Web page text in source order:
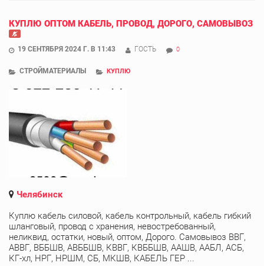
КУПЛЮ ОПТОМ КАБЕЛЬ, ПРОВОД, ДОРОГО, САМОВЫВОЗ
19 СЕНТЯБРЯ 2024 Г. В 11:43 ГОСТЬ 0
СТРОЙМАТЕРИАЛЫ КУПЛЮ
Челябинск
Куплю кабель силовой, кабель контрольный, кабель гибкий
шланговый, провод с хранения, невостребованный,
неликвид, остатки, новый, оптом, Дорого. Самовывоз ВВГ,
АВВГ, ВББШВ, АВББШВ, КВВГ, КВББШВ, ААШВ, ААБЛ, АСБ,
КГ-хл, НРГ, НРШМ, СБ, МКШВ, КАБЕЛЬ ГЕР ...